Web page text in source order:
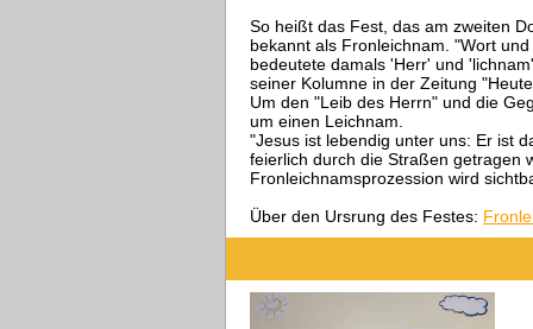
So heißt das Fest, das am zweiten
bekannt als Fronleichnam. "Wort
bedeutete damals 'Herr' und
seiner Kolumne in der Zeitung
Um den "Leib des Herrn" und die
um einen Leichnam.
"Jesus ist lebendig unter uns: Er ist
feierlich durch die Straßen getragen
Fronleichnamsprozession wird
Über den Ursrung des Festes: